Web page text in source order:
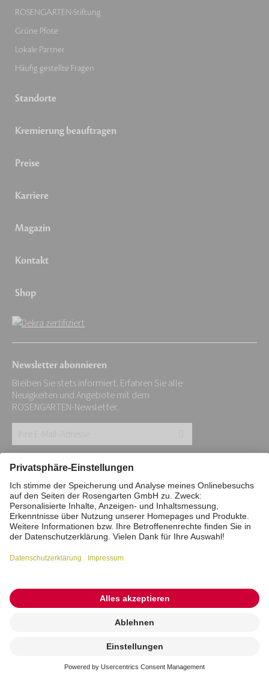
beauftragen
ROSENGARTEN-Stiftung
Grüne Pfote
Lokale Partner
Häufig gestellte Fragen
Standorte
Kremierung beauftragen
Preise
Karriere
Magazin
Kontakt
Shop
Newsletter abonnieren
Bleiben Sie stets informiert. Erfahren Sie alle
Neuigkeiten und Angebote mit dem
ROSENGARTEN-Newsletter.
E-
Mail-
Adresse:
*
Impressum Datenschutz
Stiftung
Interne Meldestelle
Zahlungsmittel
Barrierefreiheitserklärung
Vertrag widerrufen
© 2026 ROSENGARTEN-Tierbestattung